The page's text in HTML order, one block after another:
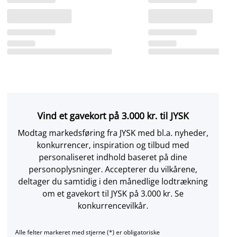
Vind et gavekort på 3.000 kr. til JYSK
Modtag markedsføring fra JYSK med bl.a. nyheder,
konkurrencer, inspiration og tilbud med
personaliseret indhold baseret på dine
personoplysninger. Accepterer du vilkårene,
deltager du samtidig i den månedlige lodtrækning
om et gavekort til JYSK på 3.000 kr. Se
konkurrencevilkår.
Alle felter markeret med stjerne (*) er obligatoriske